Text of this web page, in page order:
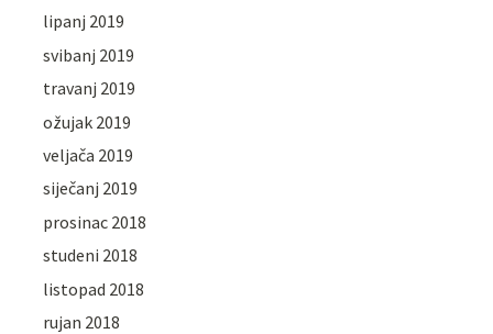
lipanj 2019
svibanj 2019
travanj 2019
ožujak 2019
veljača 2019
siječanj 2019
prosinac 2018
studeni 2018
listopad 2018
rujan 2018